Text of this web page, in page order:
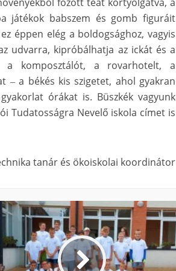
játékok babszem és gomb figuráit
éppen elég a boldogsághoz, vagyis
udvarra, kipróbálhatja az ickát és a
a komposztálót, a rovarhotelt, a
‒ a békés kis szigetet, ahol gyakran
órákat is. Büszkék vagyunk
Tudatosságra Nevelő iskola címet is
tanár és ökoiskolai koordinátor